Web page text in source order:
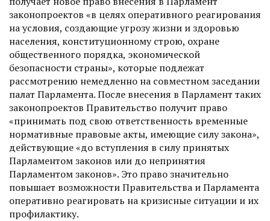
законопроектов «в целях оперативного реагирования
на условия, создающие угрозу жизни и здоровью
населения, конституционному строю, охране
общественного порядка, экономической
безопасности страны», которые подлежат
рассмотрению немедленно на совместном заседании
палат Парламента. После внесения в Парламент таких
законопроектов Правительство получит право
«принимать под свою ответственность временные
нормативные правовые акты, имею­щие силу закона»,
действующие «до вступления в силу принятых
Парламентом законов или до непринятия
Парламентом законов». Это право значительно
повышает возможности Правительства и Парламента
оперативно реагировать на кризисные ситуации и их
профилактику.